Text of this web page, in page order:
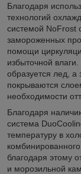
Благодаря
технологий
системой NoFrost
замороженных
помощи
избыточной
образуется лед,
покрываются
необходимости
Благодаря
система
температуру в
благодаря этому
и морозильной